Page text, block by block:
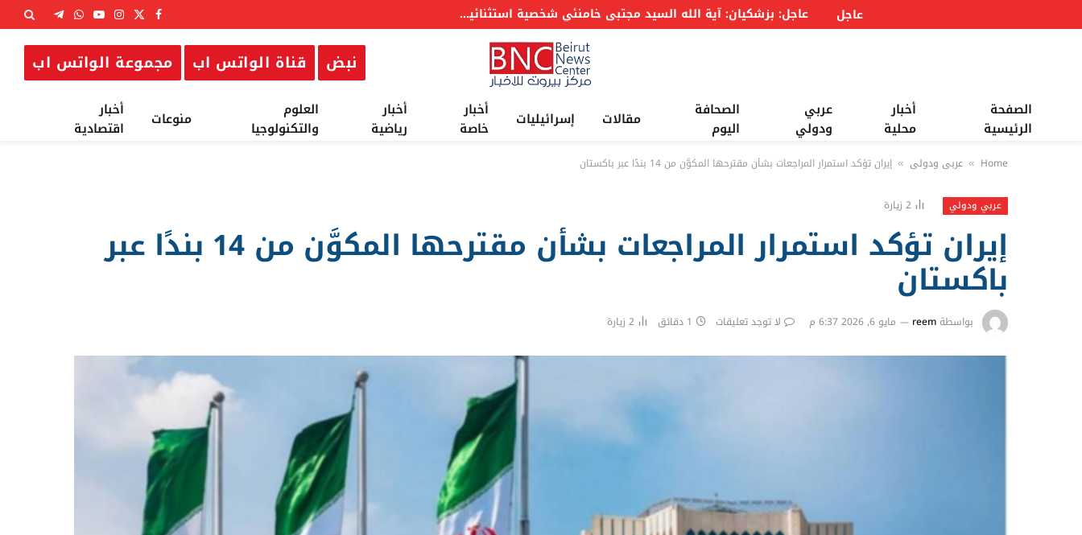
عاجل عاجل: بزشكيان: آية الله السيد مجتبى خامنئي شخصية استثنائية وما يروجه البعض حوله لا يمت للواقع بصلة فيسبوك
X الانستغرام
يوتيوبواتسابتيلقرام
نبض قناة الواتس اب مجموعة الواتس اب
الصفحة
الرئيسية
أخبار
محلية
عربي
ودولي
الصحافة
اليوم
مقالات إسرائيليات
أخبار
خاصة
أخبار
رياضية
العلوم
والتكنولوجيا
منوعات
أخبار
اقتصادية
Home
» عربي ودولي » إيران تؤكد استمرار المراجعات بشأن مقترحها المكوَّن من 14 بندًا عبر باكستان
عربي ودولي 2 زيارة
إيران تؤكد استمرار المراجعات بشأن مقترحها المكوَّن من 14 بندًا عبر
باكستان
بواسطة reem مايو 6, 2026 6:37 م لا توجد تعليقات 1 دقائق 2 زيارة